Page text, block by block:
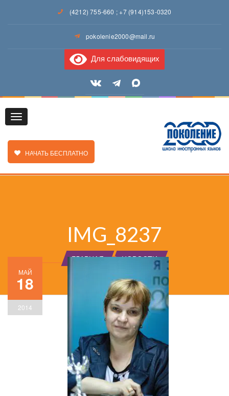
(4212) 755-660 ;+7 (914)153-0320
pokolenie2000@mail.ru
Для слабовидящих
Toggle
ЗАКАЗАТЬ ЗВОНОК
НАЧАТЬ БЕСПЛАТНО
IMG_8237
ГЛАВНАЯ НОВОСТИ
МАЙ
18
2014